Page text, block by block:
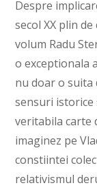
Despre
secol XX plin
volum Radu
o exceptionala
nu doar o suita
sensuri istorice
veritabila carte
imaginez pe
constiintei
relativismul